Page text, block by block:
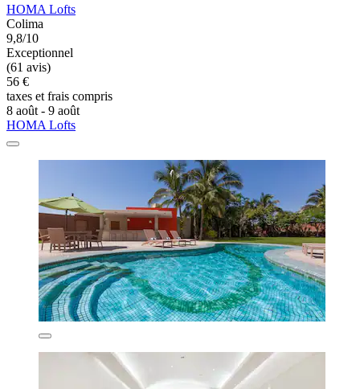
HOMA Lofts
Colima
9,8/10
Exceptionnel
(61 avis)
56 €
taxes et frais compris
8 août - 9 août
HOMA Lofts